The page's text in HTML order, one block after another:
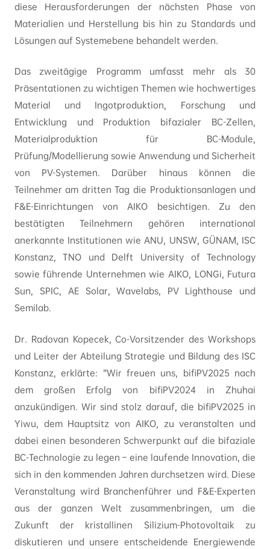
diese Herausforderungen der nächsten Phase von
Materialien und Herstellung bis hin zu Standards und
Lösungen auf Systemebene behandelt werden.
Das zweitägige Programm umfasst mehr als 30
Präsentationen zu wichtigen Themen wie hochwertiges
Material und Ingotproduktion, Forschung und
Entwicklung und Produktion bifazialer BC-Zellen,
Materialproduktion für BC-Module,
Prüfung/Modellierung sowie Anwendung und Sicherheit
von PV-Systemen. Darüber hinaus können die
Teilnehmer am dritten Tag die Produktionsanlagen und
F&E-Einrichtungen von AIKO besichtigen. Zu den
bestätigten Teilnehmern gehören international
anerkannte Institutionen wie ANU, UNSW, GÜNAM, ISC
Konstanz, TNO und Delft University of Technology
sowie führende Unternehmen wie AIKO, LONGi, Futura
Sun, SPIC, AE Solar, Wavelabs, PV Lighthouse und
Semilab.
Dr. Radovan Kopecek, Co-Vorsitzender des Workshops
und Leiter der Abteilung Strategie und Bildung des ISC
Konstanz, erklärte: “Wir freuen uns, bifiPV2025 nach
dem großen Erfolg von bifiPV2024 in Zhuhai
anzukündigen. Wir sind stolz darauf, die bifiPV2025 in
Yiwu, dem Hauptsitz von AIKO, zu veranstalten und
dabei einen besonderen Schwerpunkt auf die bifaziale
BC-Technologie zu legen – eine laufende Innovation, die
sich in den kommenden Jahren durchsetzen wird. Diese
Veranstaltung wird Branchenführer und F&E-Experten
aus der ganzen Welt zusammenbringen, um die
Zukunft der kristallinen Silizium-Photovoltaik zu
diskutieren und unsere entscheidende Energiewende